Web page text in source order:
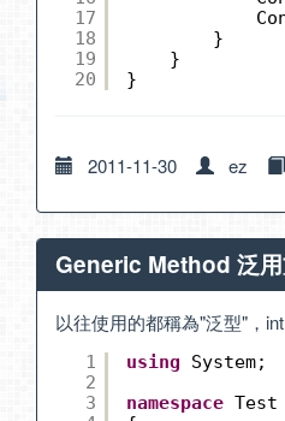
17
18
19
20
}
}
}
2011-11-30 ez
Generic Method 泛
以往使用的都稱為"泛型"，
1
2
3
using
System;
namespace Test